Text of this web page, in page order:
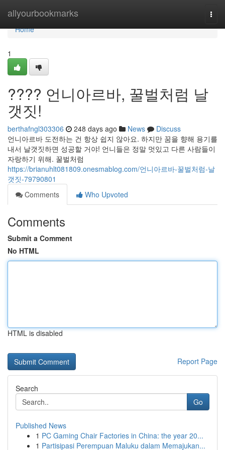
allyourbookmarks
Home
Home
1
???? 언니아르바, 꿀벌처럼 날
갯짓!
berthafngl303306 248 days ago News
Discuss
언니아르바 도전하는 건 항상 쉽지 않아요. 하지만 꿈을 향해 용기를
내서 날갯짓하면 성공할 거야! 언니들은 정말 멋있고 다른 사람들이
자랑하기 위해. 꿀벌처럼
https://brianuhlt081809.onesmablog.com/언니아르바-꿀벌처럼-날
갯짓-79790801
Comments
Who Upvoted
Comments
Submit a Comment
No HTML
HTML is disabled
Report Page
Search
Go
Published News
1 PC Gaming Chair Factories in China: the year 20...
1 Partisipasi Perempuan Maluku dalam Memajukan...